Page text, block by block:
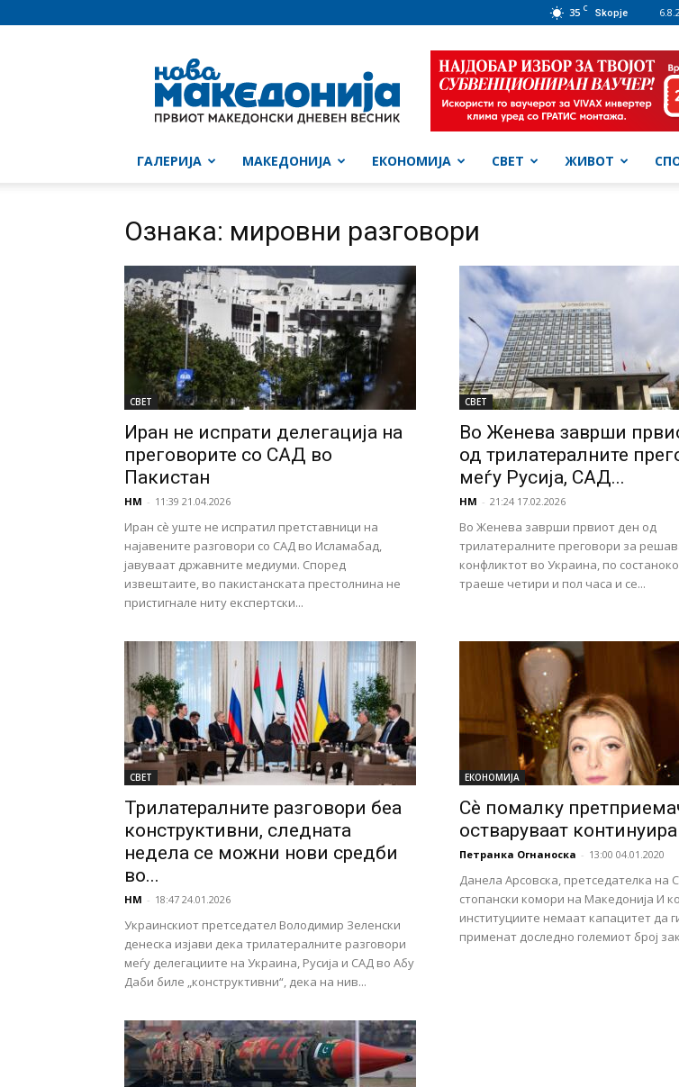
35 C Skopje
Македонија
ГАЛЕРИЈА МАКЕДОНИЈА ЕКОНОМИЈА СВЕТ ЖИВОТ
Ознака: мировни разговори
СВЕТ
Иран не испрати делегација на
преговорите со САД во
Пакистан
НМ - 11:39 21.04.2026
Иран сè уште не испратил претставници на
најавените разговори со САД во Исламабад,
јавуваат државните медиуми. Според
извештаите, во пакистанската престолнина не
пристигнале ниту експертски...
СВЕТ
Во Женева заврши
од трилатералните
меѓу Русија, САД...
НМ - 21:24 17.02.2026
Во Женева заврши првиот ден од
трилатералните преговори за
конфликтот во Украина, по
траеше четири и пол часа и се...
СВЕТ
Трилатералните разговори беа
конструктивни, следната
недела се можни нови средби
во...
НМ - 18:47 24.01.2026
Украинскиот претседател Володимир Зеленски
денеска изјави дека трилатералните разговори
меѓу делегациите на Украина, Русија и САД во Абу
Даби биле „конструктивни“, дека на нив...
ЕКОНОМИЈА
Сѐ помалку
остваруваат
Петранка Огнаноска - 13:00 04.01.2020
Данела Арсовска, претседателка на
стопански комори на Македонија И
институциите немаат капацитет да
применат доследно големиот број